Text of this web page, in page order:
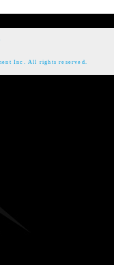
Inc. All rights reserved.